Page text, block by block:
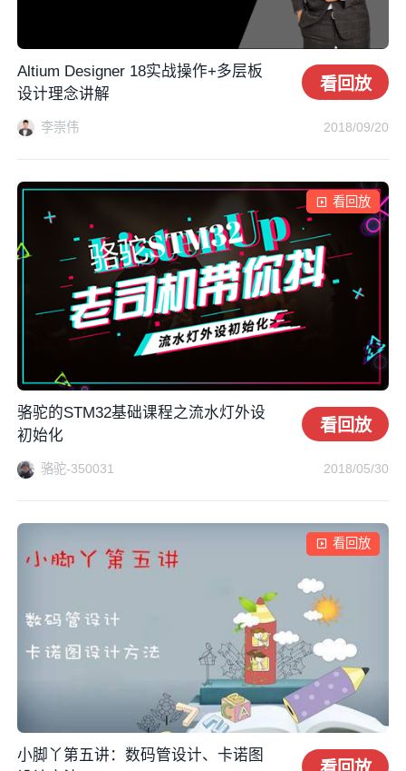
Altium Designer 18实战操作+多层板
设计理念讲解
看回放
李崇伟 2018/09/20
看回放
骆驼的STM32基础课程之流水灯外设
初始化
看回放
骆驼-350031 2018/05/30
看回放
小脚丫第五讲：数码管设计、卡诺图